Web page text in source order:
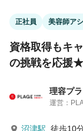
正社員 美容師ア
資格取得もキ
の挑戦を応援★
理容プ
運営：
沼津駅 徒歩10